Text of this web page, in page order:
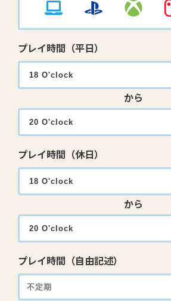
プレイ時間（平日）
から
プレイ時間（休日）
から
プレイ時間（自由記述）